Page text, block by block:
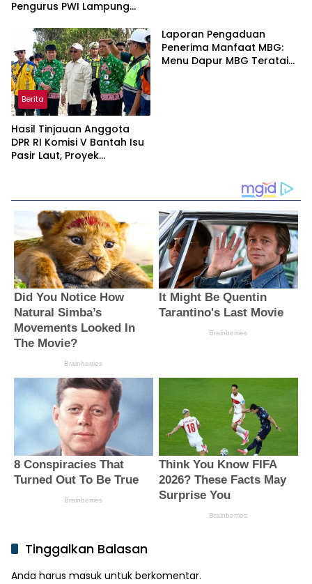
Pengurus PWI Lampung
Jurnalis
Berita
Hasil Tinjauan Anggota
DPR RI Komisi V Bantah Isu
Pasir Laut, Proyek
Laporan Pengaduan
Penerima Manfaat MBG:
Menu Dapur MBG Teratai
Tinggalkan Balasan
Anda harus masuk untuk berkomentar.